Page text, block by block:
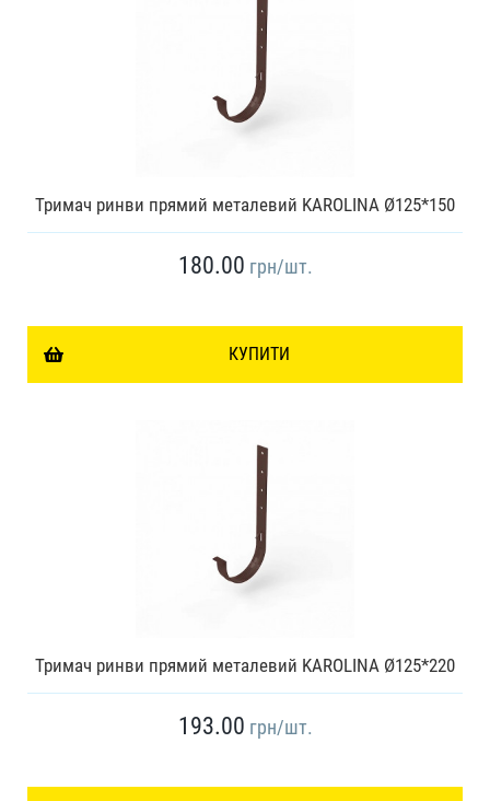
Тримач ринви прямий металевий KAROLINA Ø125*150
180.00 грн/шт.
КУПИТИ
Тримач ринви прямий металевий KAROLINA Ø125*220
193.00 грн/шт.